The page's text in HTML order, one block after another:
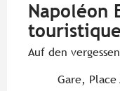
Napoléon
Auf den
Gare,